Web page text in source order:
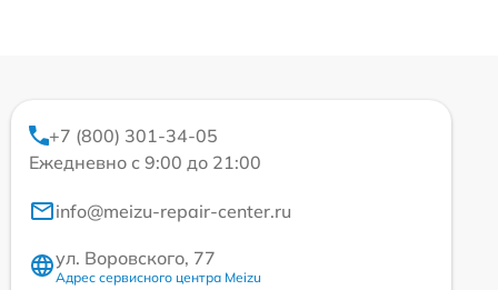
+7 (800) 301-34-05
Ежедневно с 9:00 до 21:00
info@meizu-repair-center.ru
ул. Воровского, 77
Адрес сервисного центра Meizu